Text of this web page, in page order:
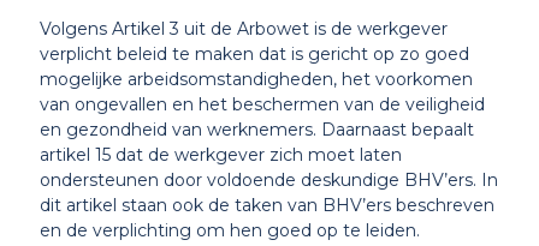
Volgens Artikel 3 uit de Arbowet is de werkgever
verplicht beleid te maken dat is gericht op zo goed
mogelijke arbeidsomstandigheden, het voorkomen
van ongevallen en het beschermen van de veiligheid
en gezondheid van werknemers. Daarnaast bepaalt
artikel 15 dat de werkgever zich moet laten
ondersteunen door voldoende deskundige BHV’ers. In
dit artikel staan ook de taken van BHV’ers beschreven
en de verplichting om hen goed op te leiden.